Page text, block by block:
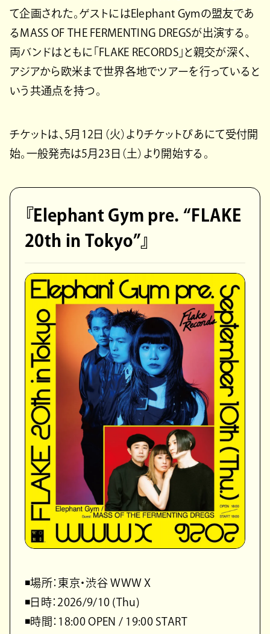
て企画された。ゲストにはElephant Gymの盟友であ
るMASS OF THE FERMENTING DREGSが出演する。
両バンドはともに「FLAKE RECORDS」と親交が深く、
アジアから欧米まで世界各地でツアーを行っていると
いう共通点を持つ。
チケットは、5月12日（火）よりチケットぴあにて受付開
始。一般発売は5月23日（土）より開始する。
『Elephant Gym pre. “FLAKE
20th in Tokyo”』
◾️場所：東京・渋谷 WWW X
◾️日時：2026/9/10 (Thu)
◾️時間：18:00 OPEN / 19:00 START